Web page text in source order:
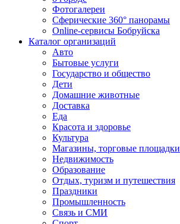
Фотогалереи
Сферические 360° панорамы
Online-сервисы Бобруйска
Каталог организаций
Авто
Бытовые услуги
Государство и общество
Дети
Домашние животные
Доставка
Еда
Красота и здоровье
Культура
Магазины, торговые площадки
Недвижимость
Образование
Отдых, туризм и путешествия
Праздники
Промышленность
Связь и СМИ